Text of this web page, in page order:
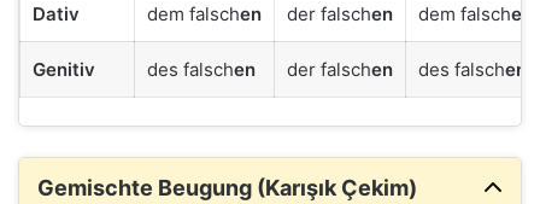
Dativ dem falschen der falschen dem falschen
Genitiv des falschen der falschen des falschen
Gemischte Beugung (Karışık Çekim)